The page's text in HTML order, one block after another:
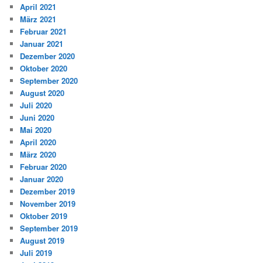
April 2021
März 2021
Februar 2021
Januar 2021
Dezember 2020
Oktober 2020
September 2020
August 2020
Juli 2020
Juni 2020
Mai 2020
April 2020
März 2020
Februar 2020
Januar 2020
Dezember 2019
November 2019
Oktober 2019
September 2019
August 2019
Juli 2019